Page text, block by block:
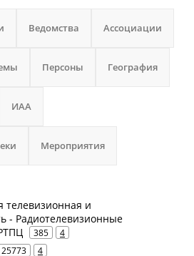
Ведомства Ассоциации
Персоны География
ИАА
Мероприятия
телевизионная и
- Радиотелевизионные
385 4
25773 4